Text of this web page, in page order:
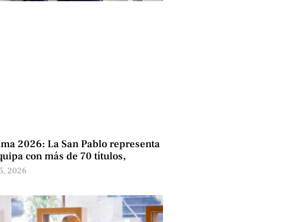
2026: La San Pablo representa
con más de 70 títulos,
2026